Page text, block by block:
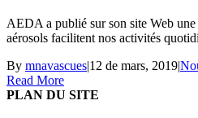
AEDA a publié sur son site Web
aérosols facilitent nos activités
By mnavascues|12 de mars, 2019|
Read More
PLAN DU SITE